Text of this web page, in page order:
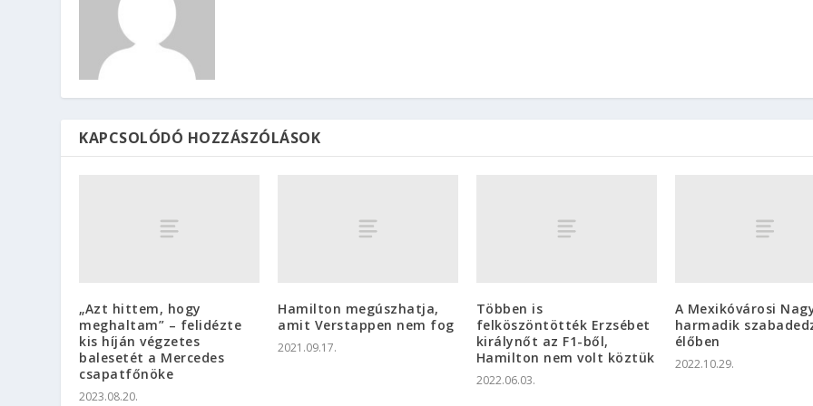
KAPCSOLÓDÓ HOZZÁSZÓLÁSOK
„Azt hittem, hogy
meghaltam” – felidézte
kis híján végzetes
balesetét a Mercedes
csapatfőnöke
2023.08.20.
Hamilton megúszhatja,
amit Verstappen nem fog
2021.09.17.
Többen is
felköszöntötték Erzsébet
királynőt az F1-ből,
Hamilton nem volt köztük
2022.06.03.
A Mexikóvárosi
harmadik
élőben
2022.10.29.